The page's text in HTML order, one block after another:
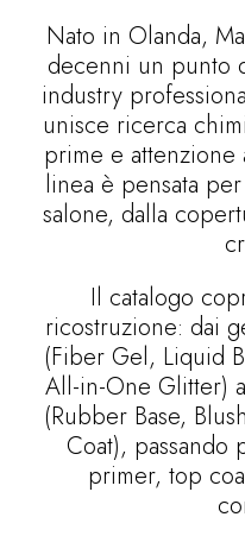
Nato in Olanda,
decenni un punto
industry
unisce ricerca
prime e attenzione
linea è pensata
salone, dalla
Il catalogo
ricostruzione: dai
(Fiber Gel, Liquid
All-in-One Glitter)
(Rubber Base,
Coat),
primer, top